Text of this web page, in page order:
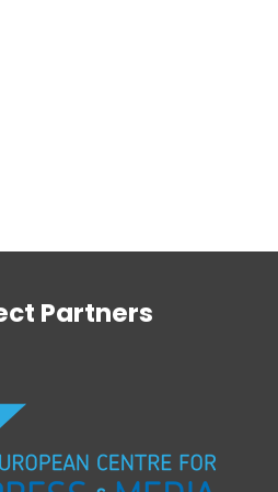
Partners